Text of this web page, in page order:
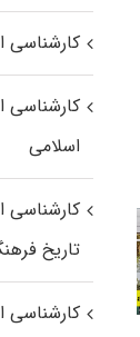
کارشناسی
کارشناسی
اسلامی
کارشناسی
تاریخ
کارشناسی